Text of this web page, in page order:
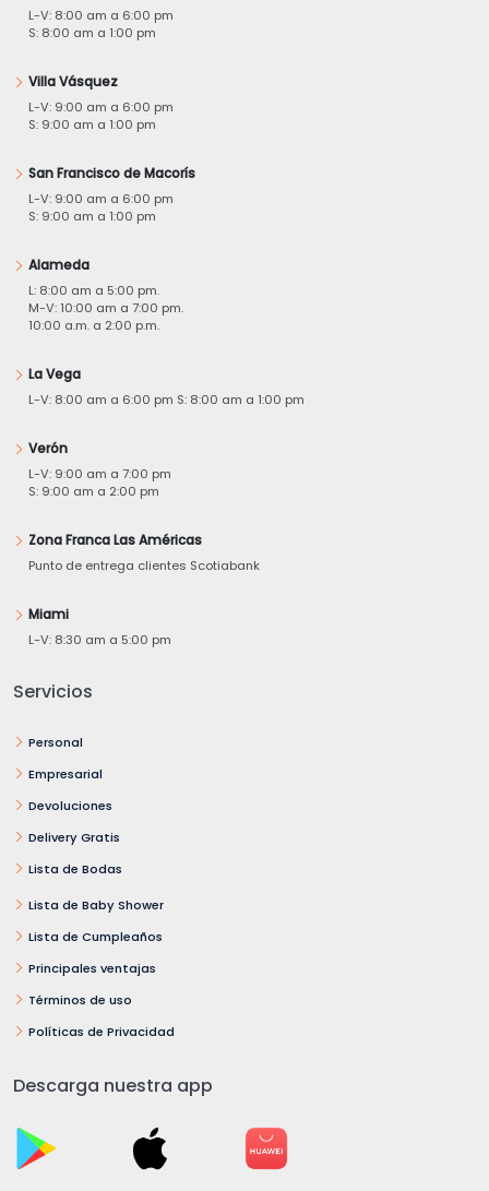
L-V: 8:00 am a 6:00 pm
S: 8:00 am a 1:00 pm
Villa Vásquez
L-V: 9:00 am a 6:00 pm
S: 9:00 am a 1:00 pm
San Francisco de Macorís
L-V: 9:00 am a 6:00 pm
S: 9:00 am a 1:00 pm
Alameda
L: 8:00 am a 5:00 pm.
M-V: 10:00 am a 7:00 pm.
10:00 a.m. a 2:00 p.m.
La Vega
L-V: 8:00 am a 6:00 pm S: 8:00 am a 1:00 pm
Verón
L-V: 9:00 am a 7:00 pm
S: 9:00 am a 2:00 pm
Zona Franca Las Américas
Punto de entrega clientes Scotiabank
Miami
L-V: 8:30 am a 5:00 pm
Servicios
Personal
Empresarial
Devoluciones
Delivery Gratis
Lista de Bodas
Lista de Baby Shower
Lista de Cumpleaños
Principales ventajas
Términos de uso
Políticas de Privacidad
Descarga nuestra app